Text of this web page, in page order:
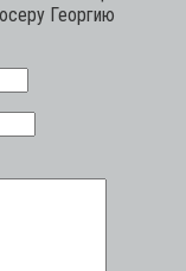
Георгию